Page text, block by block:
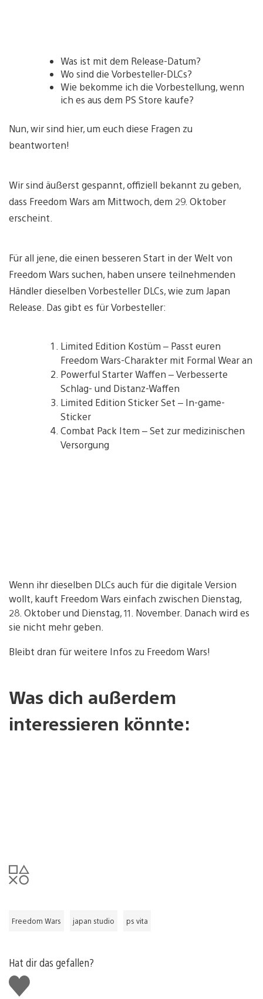
Was ist mit dem Release-Datum?
Wo sind die Vorbesteller-DLCs?
Wie bekomme ich die Vorbestellung, wenn
ich es aus dem PS Store kaufe?
Nun, wir sind hier, um euch diese Fragen zu
beantworten!
Wir sind äußerst gespannt, offiziell bekannt zu geben,
dass Freedom Wars am Mittwoch, dem 29. Oktober
erscheint.
Für all jene, die einen besseren Start in der Welt von
Freedom Wars suchen, haben unsere teilnehmenden
Händler dieselben Vorbesteller DLCs, wie zum Japan
Release. Das gibt es für Vorbesteller:
Limited Edition Kostüm – Passt euren
Freedom Wars-Charakter mit Formal Wear an
Powerful Starter Waffen – Verbesserte
Schlag- und Distanz-Waffen
Limited Edition Sticker Set – In-game-
Sticker
Combat Pack Item – Set zur medizinischen
Versorgung
Wenn ihr dieselben DLCs auch für die digitale Version
wollt, kauft Freedom Wars einfach zwischen Dienstag,
28. Oktober und Dienstag, 11. November. Danach wird es
sie nicht mehr geben.
Bleibt dran für weitere Infos zu Freedom Wars!
Was dich außerdem
interessieren könnte:
Freedom Wars japan studio ps vita
Hat dir das gefallen?
Gefällt
mir